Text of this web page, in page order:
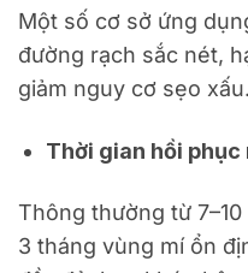
Một số cơ sở ứng
đường rạch sắc nét,
giảm nguy cơ sẹo xấu.
Thời gian hồi phục
Thông thường từ
3 tháng vùng mí ổn